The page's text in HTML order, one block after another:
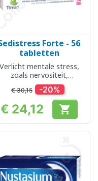
Forte - 56
tabletten
Verlicht mentale stress,
zoals nervositeit,
ongerustheid of
prikkelbaarheid en
vergemakkelijkt het
inslapen
€ 30,15 -20%
Prijs
€ 24,12 